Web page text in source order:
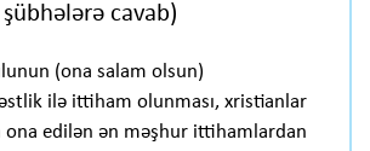
cavab)
(ona salam olsun)
ilə ittiham olunması, xristianlar
edilən ən məşhur ittihamlardan